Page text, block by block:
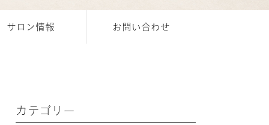
サロン情報 お問い合わせ
カテゴリー